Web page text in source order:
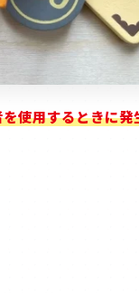
使用するときに発